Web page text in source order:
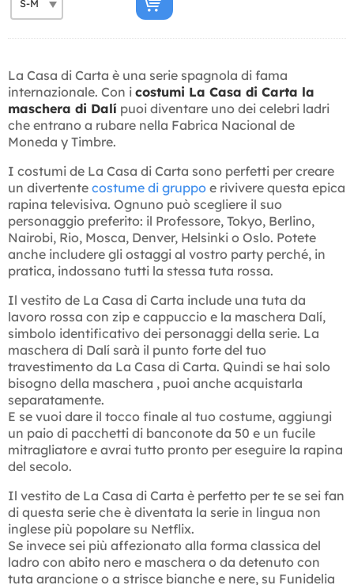
La Casa di Carta è una serie spagnola di fama
internazionale. Con i costumi La Casa di Carta la
maschera di Dalí puoi diventare uno dei celebri ladri
che entrano a rubare nella Fabrica Nacional de
Moneda y Timbre.
I costumi de La Casa di Carta sono perfetti per creare
un divertente costume di gruppo e rivivere questa epica
rapina televisiva. Ognuno può scegliere il suo
personaggio preferito: il Professore, Tokyo, Berlino,
Nairobi, Rio, Mosca, Denver, Helsinki o Oslo. Potete
anche includere gli ostaggi al vostro party perché, in
pratica, indossano tutti la stessa tuta rossa.
Il vestito de La Casa di Carta include una tuta da
lavoro rossa con zip e cappuccio e la maschera Dalí,
simbolo identificativo dei personaggi della serie. La
maschera di Dalí sarà il punto forte del tuo
travestimento da La Casa di Carta. Quindi se hai solo
bisogno della maschera , puoi anche acquistarla
separatamente.
E se vuoi dare il tocco finale al tuo costume, aggiungi
un paio di pacchetti di banconote da 50 e un fucile
mitragliatore e avrai tutto pronto per eseguire la rapina
del secolo.
Il vestito de La Casa di Carta è perfetto per te se sei fan
di questa serie che è diventata la serie in lingua non
inglese più popolare su Netflix.
Se invece sei più affezionato alla forma classica del
ladro con abito nero e maschera o da detenuto con
tuta arancione o a strisce bianche e nere, su Funidelia